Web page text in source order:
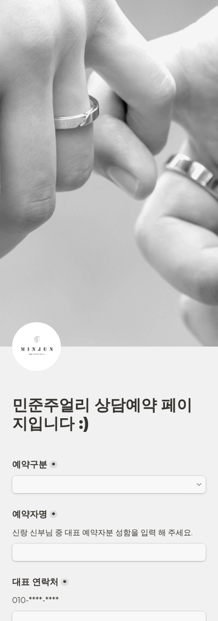
민준주얼리 상담예약 페이
지입니다 :)
예약구분 *
예약자명 *
신랑 신부님 중 대표 예약자분 성함을 입력 해 주세요.
대표 연락처 *
010-****-****